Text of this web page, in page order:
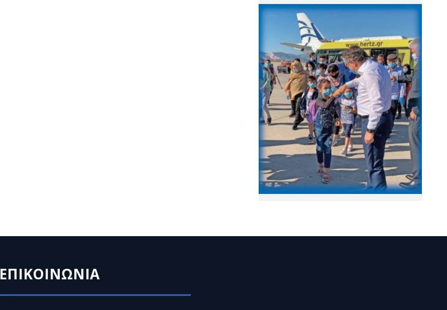
ΕΠΙΚΟΙΝΩΝΙΑ